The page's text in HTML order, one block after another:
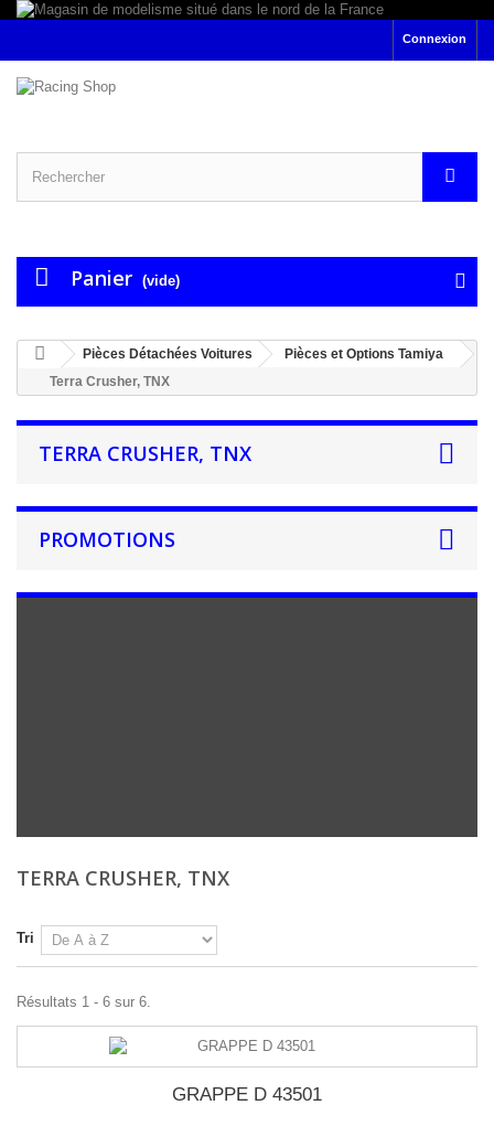
Connexion
Panier (vide)
Pièces Détachées Voitures
Pièces et Options Tamiya
Terra Crusher, TNX
TERRA CRUSHER, TNX
PROMOTIONS
TERRA CRUSHER, TNX
Tri
Résultats 1 - 6 sur 6.
GRAPPE D 43501